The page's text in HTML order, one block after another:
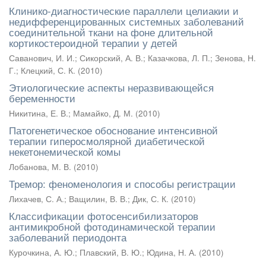
Клинико-диагностические параллели целиакии и
недифференцированных системных заболеваний
соединительной ткани на фоне длительной
кортикостероидной терапии у детей
Саванович, И. И.; Сикорский, А. В.; Казачкова, Л. П.; Зенова, Н.
Г.; Клецкий, С. К. (2010)
Этиологические аспекты неразвивающейся
беременности
Никитина, Е. В.; Мамайко, Д. М. (2010)
Патогенетическое обоснование интенсивной
терапии гиперосмолярной диабетической
некетонемической комы
Лобанова, М. В. (2010)
Тремор: феноменология и способы регистрации
Лихачев, С. А.; Ващилин, В. В.; Дик, С. К. (2010)
Классификации фотосенсибилизаторов
антимикробной фотодинамической терапии
заболеваний периодонта
Курочкина, А. Ю.; Плавский, В. Ю.; Юдина, Н. А. (2010)